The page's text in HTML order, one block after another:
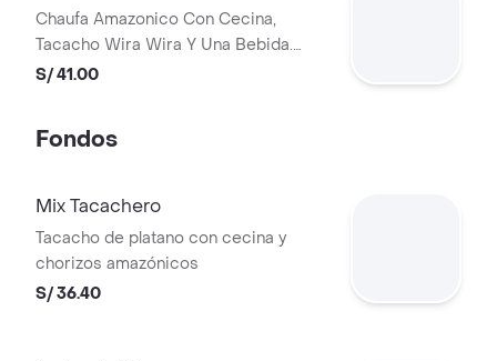
Chaufa Amazonico Con Cecina,
Tacacho Wira Wira Y Una Bebida.
Incluye Salsa...
S/ 41.00
Fondos
Mix Tacachero
Tacacho de platano con cecina y
chorizos amazónicos
S/ 36.40